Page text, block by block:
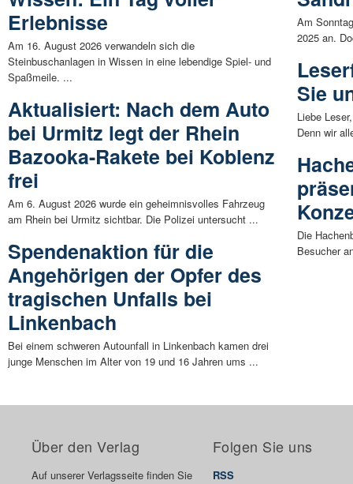
Erlebnisse
Am 16. August 2026 verwandeln sich die
Steinbuschanlagen in Wissen in eine lebendige Spiel- und
Spaßmeile. ...
Aktualisiert: Nach dem Auto
bei Urmitz legt der Rhein
Bazooka-Rakete bei Koblenz
frei
Am 6. August 2026 wurde ein geheimnisvolles Fahrzeug
am Rhein bei Urmitz sichtbar. Die Polizei untersucht ...
Spendenaktion für die
Angehörigen der Opfer des
tragischen Unfalls bei
Linkenbach
Bei einem schweren Autounfall in Linkenbach kamen drei
junge Menschen im Alter von 19 und 16 Jahren ums ...
Am
2025 an.
Sie
Liebe
Denn wir
Die
Besucher
Über den Verlag
Auf unserer Verlagsseite finden Sie
Folgen Sie uns
RSS